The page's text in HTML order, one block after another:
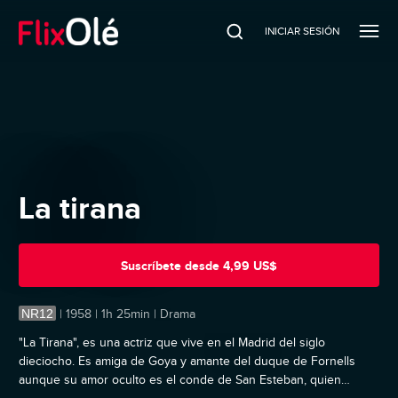
INICIAR SESIÓN
La tirana
Suscríbete desde 4,99 US$
NR12 | 1958 | 1h 25min | Drama
"La Tirana", es una actriz que vive en el Madrid del siglo
dieciocho. Es amiga de Goya y amante del duque de Fornells
aunque su amor oculto es el conde de San Esteban, quien